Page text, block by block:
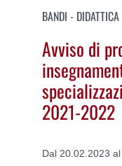
BANDI - DIDATTICA
Avviso di
2021-2022
Dal 20.02.2023